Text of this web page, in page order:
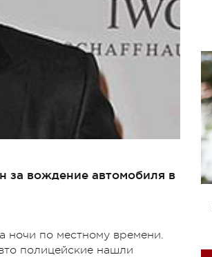
за вождение автомобиля в
ночи по местному времени.
полицейские нашли